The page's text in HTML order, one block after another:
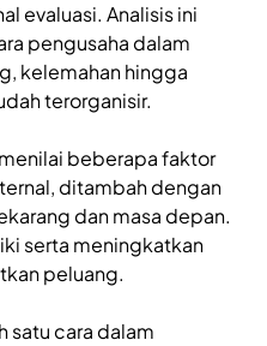
evaluasi. Analisis ini
pengusaha dalam
kelemahan hingga
terorganisir.
beberapa faktor
ditambah dengan
dan masa depan.
serta meningkatkan
peluang.
satu cara dalam